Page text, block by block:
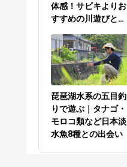
体感！サビキよりお
すすめの川遊びと
琵琶湖水系の五目釣
りで遊ぶ｜タナゴ・
モロコ類など日本淡
水魚8種との出会い